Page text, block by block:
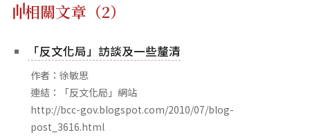
索引
標籤雲
相關網站
關於
相關文章（2）
「反文化局」訪談及一些釐清
作者：徐敏思
連結：「反文化局」網站
http://bcc-gov.blogspot.com/2010/07/blog-
post_3616.html